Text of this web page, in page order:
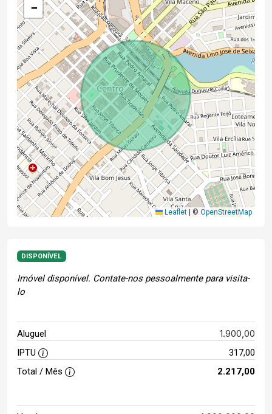
−
Leaflet © OpenStreetMap
DISPONÍVEL
Imóvel disponível. Contate-nos pessoalmente para visita-
lo
Aluguel 1.900,00
IPTU
317,00
Total / Mês
2.217,00